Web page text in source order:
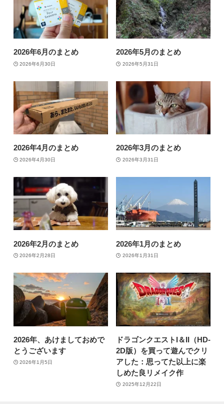
2026年6月のまとめ
2026年6月30日
2026年5月のまとめ
2026年5月31日
2026年4月のまとめ
2026年4月30日
2026年3月のまとめ
2026年3月31日
2026年2月のまとめ
2026年2月28日
2026年1月のまとめ
2026年1月31日
2026年、あけましておめで
とうございます
2026年1月5日
ドラゴンクエストI＆II（HD-
2D版）を買って遊んでクリ
アした：思ってた以上に楽
しめた良リメイク作
2025年12月22日